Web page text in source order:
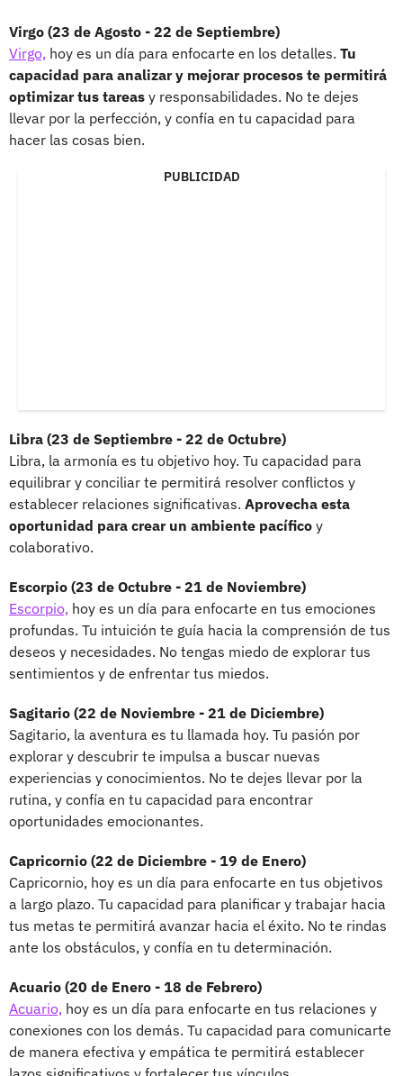
Virgo (23 de Agosto - 22 de Septiembre)
Virgo, hoy es un día para enfocarte en los detalles. Tu
capacidad para analizar y mejorar procesos te permitirá
optimizar tus tareas y responsabilidades. No te dejes
llevar por la perfección, y confía en tu capacidad para
hacer las cosas bien.
PUBLICIDAD
Libra (23 de Septiembre - 22 de Octubre)
Libra, la armonía es tu objetivo hoy. Tu capacidad para
equilibrar y conciliar te permitirá resolver conflictos y
establecer relaciones significativas. Aprovecha esta
oportunidad para crear un ambiente pacífico y
colaborativo.
Escorpio (23 de Octubre - 21 de Noviembre)
Escorpio, hoy es un día para enfocarte en tus emociones
profundas. Tu intuición te guía hacia la comprensión de tus
deseos y necesidades. No tengas miedo de explorar tus
sentimientos y de enfrentar tus miedos.
Sagitario (22 de Noviembre - 21 de Diciembre)
Sagitario, la aventura es tu llamada hoy. Tu pasión por
explorar y descubrir te impulsa a buscar nuevas
experiencias y conocimientos. No te dejes llevar por la
rutina, y confía en tu capacidad para encontrar
oportunidades emocionantes.
Capricornio (22 de Diciembre - 19 de Enero)
Capricornio, hoy es un día para enfocarte en tus objetivos
a largo plazo. Tu capacidad para planificar y trabajar hacia
tus metas te permitirá avanzar hacia el éxito. No te rindas
ante los obstáculos, y confía en tu determinación.
Acuario (20 de Enero - 18 de Febrero)
Acuario, hoy es un día para enfocarte en tus relaciones y
conexiones con los demás. Tu capacidad para comunicarte
de manera efectiva y empática te permitirá establecer